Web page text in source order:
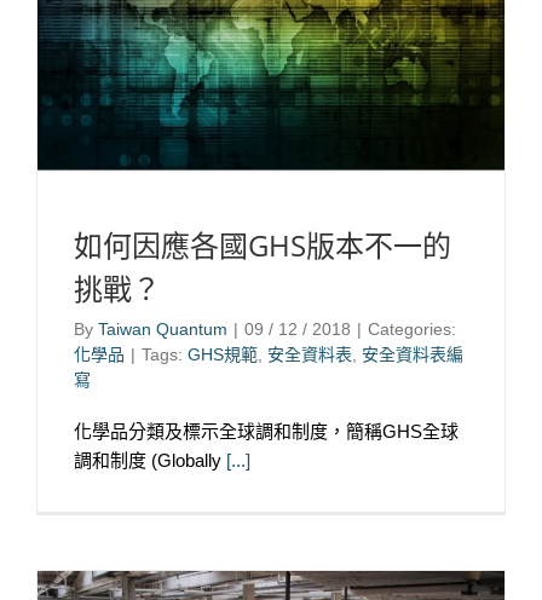
如何因應各國GHS版本不一的
挑戰？
By Taiwan Quantum | 09 / 12 / 2018 | Categories:
化學品 | Tags: GHS規範, 安全資料表, 安全資料表編
寫
化學品分類及標示全球調和制度，簡稱GHS全球
調和制度 (Globally [...]